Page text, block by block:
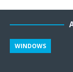
WINDOWS